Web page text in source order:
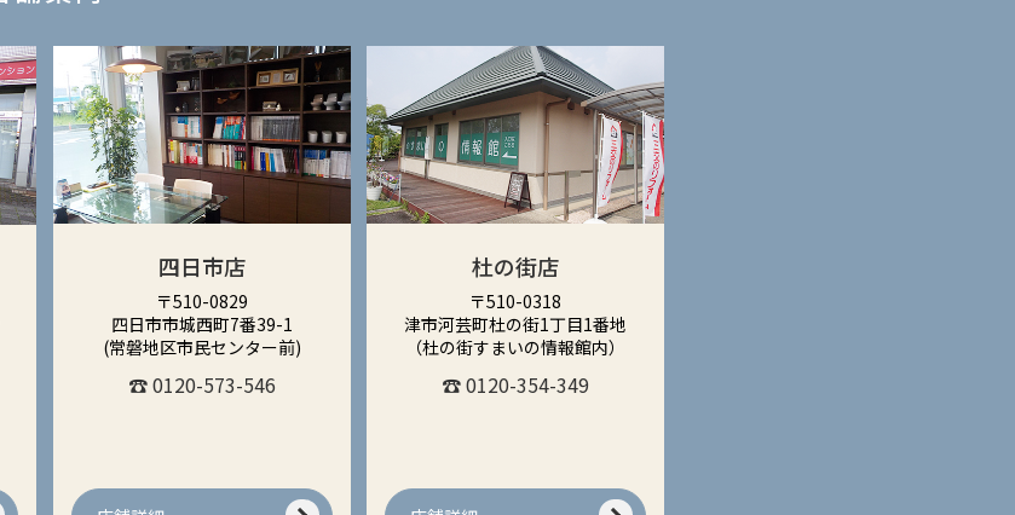
四日市店
〒510-0829
四日市市城西町7番39-1
(常磐地区市民センター前)
☎ 0120-573-546
杜の街店
〒510-0318
津市河芸町杜の街1丁目1番地
（杜の街すまいの情報館内）
☎ 0120-354-349